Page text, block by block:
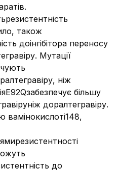
також
доінгібітора переносу
Мутації
ніж
більшу
доралтегравіру.
вамінокислоті148,
до